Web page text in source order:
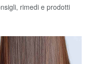
rimedi e prodotti